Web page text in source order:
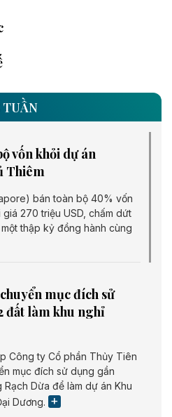
vốn khỏi dự án
Thiêm
bán toàn bộ 40% vốn
270 triệu USD, chấm dứt
thập kỷ đồng hành cùng
mục đích sử
đất làm khu nghỉ
Công ty Cổ phần Thủy Tiên
mục đích sử dụng gần
Dừa để làm dự án Khu
Dương.